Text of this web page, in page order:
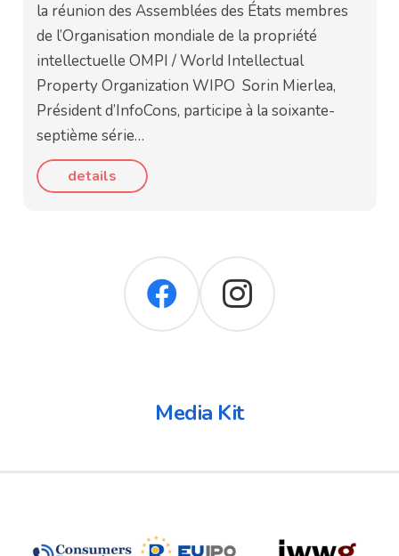
la réunion des Assemblées des États membres
de l’Organisation mondiale de la propriété
intellectuelle OMPI / World Intellectual
Property Organization WIPO Sorin Mierlea,
Président d’InfoCons, participe à la soixante-
septième série…
details
Media Kit